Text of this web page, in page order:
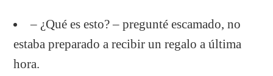
– ¿Qué es esto? – pregunté escamado, no
estaba preparado a recibir un regalo a última
hora.